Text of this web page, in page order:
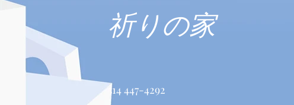
祈りの家
514 447-4292